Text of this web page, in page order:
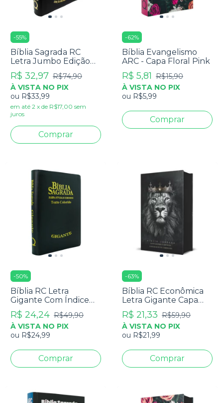
-55%
Bíblia Sagrada RC
Letra Jumbo Edição
De Promessas Capa
Zíper Preta
R$ 32,97 R$74,90
À VISTA NO PIX
ou R$33,99
em até 2 x de R$17,00 sem
juros
-62%
Bíblia Evangelismo
ARC - Capa Floral Pink
R$ 5,81 R$15,90
À VISTA NO PIX
ou R$5,99
-50%
Bíblia RC Letra
Gigante Com Índice
Ed. Promessas -
Palavras de Jesus Em
Vermelho - Harpa E
Corinhos - Capa Zíper
R$ 24,24 R$49,90
À VISTA NO PIX
ou R$24,99
-63%
Bíblia RC Econômica
Letra Gigante Capa
Dura Com Harpa E
Corinhos Leão Rei dos
Reis
R$ 21,33 R$59,90
À VISTA NO PIX
ou R$21,99